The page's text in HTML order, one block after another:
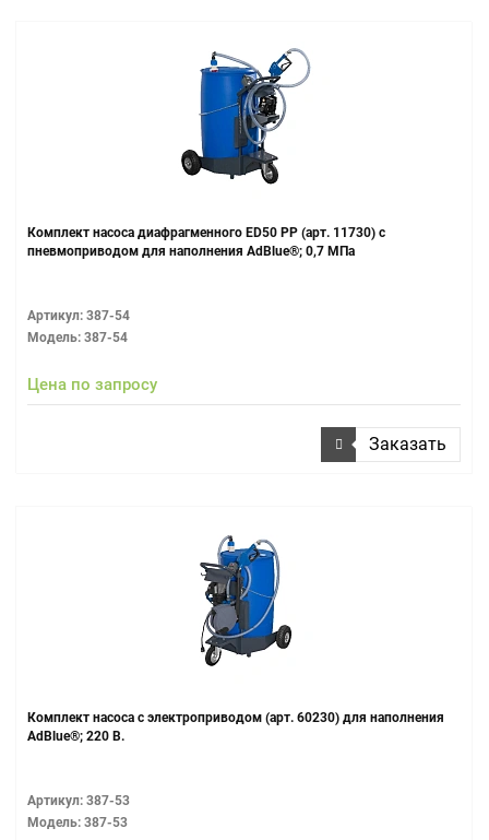
Комплект насоса диафрагменного ЕD50 PP (арт. 11730) с
пневмоприводом для наполнения AdBlue®; 0,7 МПа
Артикул: 387-54
Модель: 387-54
Цена по запросу
Заказать
Комплект насоса с электроприводом (арт. 60230) для наполнения
AdBlue®; 220 В.
Артикул: 387-53
Модель: 387-53